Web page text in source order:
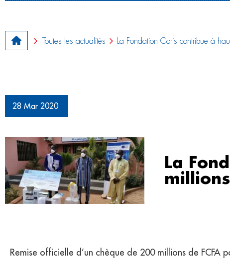
Toutes les actualités La Fondation Coris contribue à
28 Mar 2020
La
Remise officielle d’un chèque de 200 millions de